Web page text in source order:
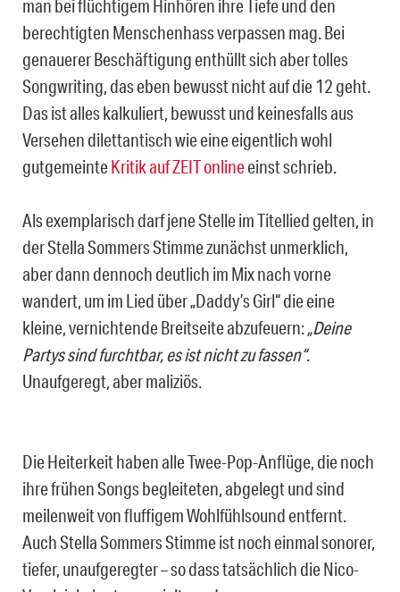
man bei flüchtigem Hinhören ihre Tiefe und den
berechtigten Menschenhass verpassen mag. Bei
genauerer Beschäftigung enthüllt sich aber tolles
Songwriting, das eben bewusst nicht auf die 12 geht.
Das ist alles kalkuliert, bewusst und keinesfalls aus
Versehen dilettantisch wie eine eigentlich wohl
gutgemeinteKritik auf ZEIT onlineeinst schrieb.
Als exemplarisch darf jene Stelle im Titellied gelten, in
der Stella Sommers Stimme zunächst unmerklich,
aber dann dennoch deutlich im Mix nach vorne
wandert, um im Lied über „Daddy’s Girl“ die eine
kleine, vernichtende Breitseite abzufeuern:„Deine
Partys sind furchtbar, es ist nicht zu fassen“.
Unaufgeregt, aber maliziös.
Die Heiterkeit haben alle Twee-Pop-Anflüge, die noch
ihre frühen Songs begleiteten, abgelegt und sind
meilenweit von fluffigem Wohlfühlsound entfernt.
Auch Stella Sommers Stimme ist noch einmal sonorer,
tiefer, unaufgeregter – so dass tatsächlich die Nico-